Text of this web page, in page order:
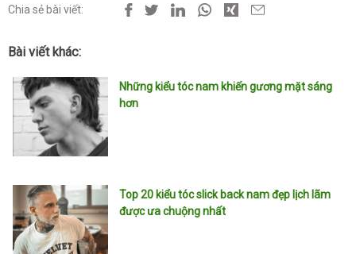
Chia sẻ bài viết:
Bài viết khác:
Những kiểu tóc nam khiến gương mặt sáng
hơn
Top 20 kiểu tóc slick back nam đẹp lịch lãm
được ưa chuộng nhất